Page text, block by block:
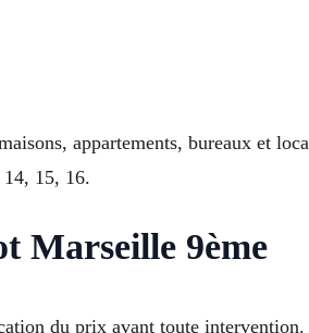
appartements, bureaux et
15, 16.
Marseille 9ème
du prix avant toute intervention.